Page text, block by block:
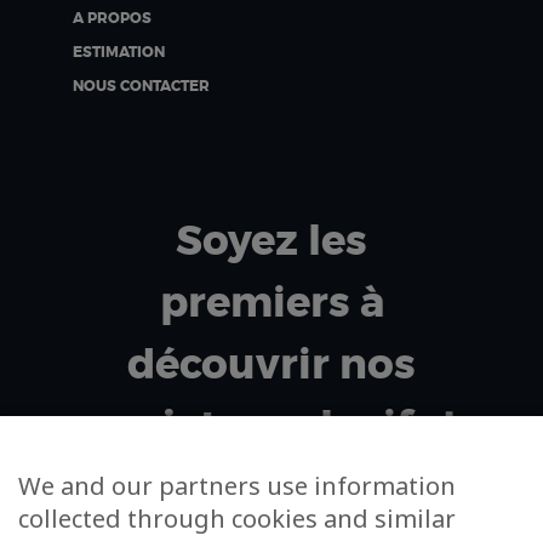
A PROPOS
ESTIMATION
NOUS CONTACTER
Soyez les
premiers à
découvrir nos
projets exclusifs !
Votre adresse email
We and our partners use information
collected through cookies and similar